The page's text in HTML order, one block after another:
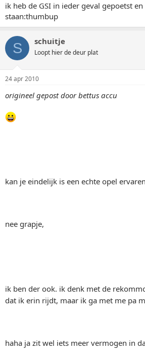
ik heb de GSI in ieder geval gepoetst
staan:thumbup
S schuitje
Loopt hier de deur plat
24 apr 2010
origineel gepost door bettus accu
kan je eindelijk is een echte opel
nee grapje,
ik ben der ook. ik denk met de
dat ik erin rijdt, maar ik ga met me pa
haha ja zit wel iets meer vermogen in